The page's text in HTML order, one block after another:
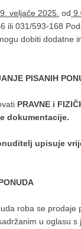
veljače 2025. od
031/593-168
dobiti dodatne
PISANIH
PRAVNE i
dokumentacije.
upisuje
roba se
u oglasu